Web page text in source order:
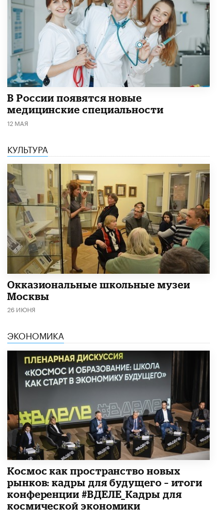
В России появятся новые
медицинские специальности
12 МАЯ
КУЛЬТУРА
​Окказиональные школьные музеи
Москвы
26 ИЮНЯ
ЭКОНОМИКА
Космос как пространство новых
рынков: кадры для будущего – итоги
конференции #ВДЕЛЕ_Кадры для
космической экономики